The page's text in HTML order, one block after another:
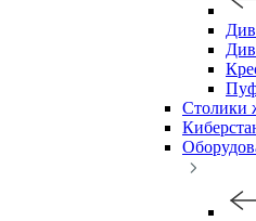
Столики